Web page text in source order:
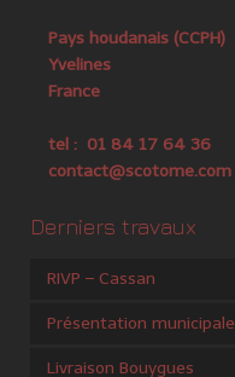
Pays houdanais (CCPH)
Yvelines
France
tel : 01 84 17 64 36
contact@scotome.com
Derniers travaux
RIVP – Cassan
Présentation municipale
Livraison Bouygues